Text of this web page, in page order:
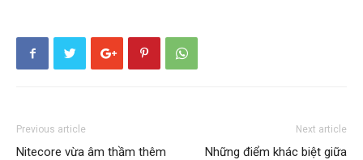
Previous article
Nitecore vừa âm thầm thêm
Next article
Những điểm khác biệt giữa